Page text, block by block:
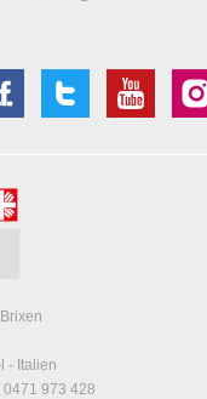
- Italien
0471 973 428